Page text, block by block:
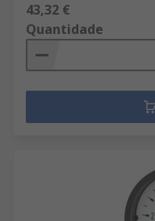
43,32 €
Quantidade